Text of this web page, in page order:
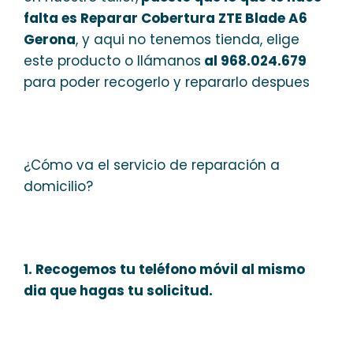
falta es Reparar Cobertura ZTE Blade A6
Gerona, y aqui no tenemos tienda, elige
este producto o llámanos al 968.024.679
para poder recogerlo y repararlo despues
¿Cómo va el servicio de reparación a
domicilio?
1. Recogemos tu teléfono móvil al mismo
dia que hagas tu solicitud.